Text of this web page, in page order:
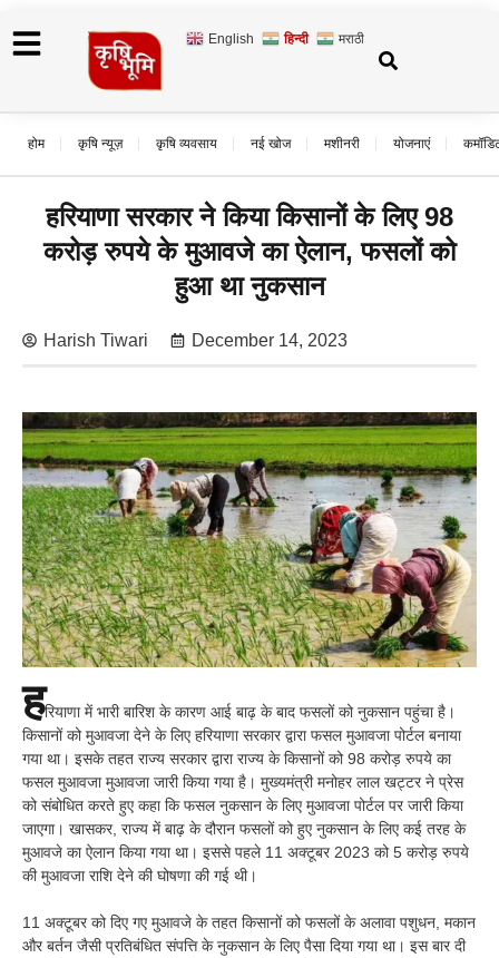
English हिन्दी मराठी
होम कृषि न्यूज़ कृषि व्यवसाय नई खोज मशीनरी योजनाएं
हरियाणा सरकार ने किया किसानों के लिए 98
करोड़ रुपये के मुआवजे का ऐलान, फसलों को
हुआ था नुकसान
Harish Tiwari December 14, 2023
हरियाणा में भारी बारिश के कारण आई बाढ़ के बाद फसलों को नुकसान पहुंचा है।
किसानों को मुआवजा देने के लिए हरियाणा सरकार द्वारा फसल मुआवजा पोर्टल बनाया
गया था। इसके तहत राज्य सरकार द्वारा राज्य के किसानों को 98 करोड़ रुपये का
फसल मुआवजा मुआवजा जारी किया गया है। मुख्यमंत्री मनोहर लाल खट्टर ने प्रेस
को संबोधित करते हुए कहा कि फसल नुकसान के लिए मुआवजा पोर्टल पर जारी किया
जाएगा। खासकर, राज्य में बाढ़ के दौरान फसलों को हुए नुकसान के लिए कई तरह के
मुआवजे का ऐलान किया गया था। इससे पहले 11 अक्टूबर 2023 को 5 करोड़ रुपये
की मुआवजा राशि देने की घोषणा की गई थी।
11 अक्टूबर को दिए गए मुआवजे के तहत किसानों को फसलों के अलावा पशुधन, मकान
और बर्तन जैसी प्रतिबंधित संपत्ति के नुकसान के लिए पैसा दिया गया था। इस बार दी